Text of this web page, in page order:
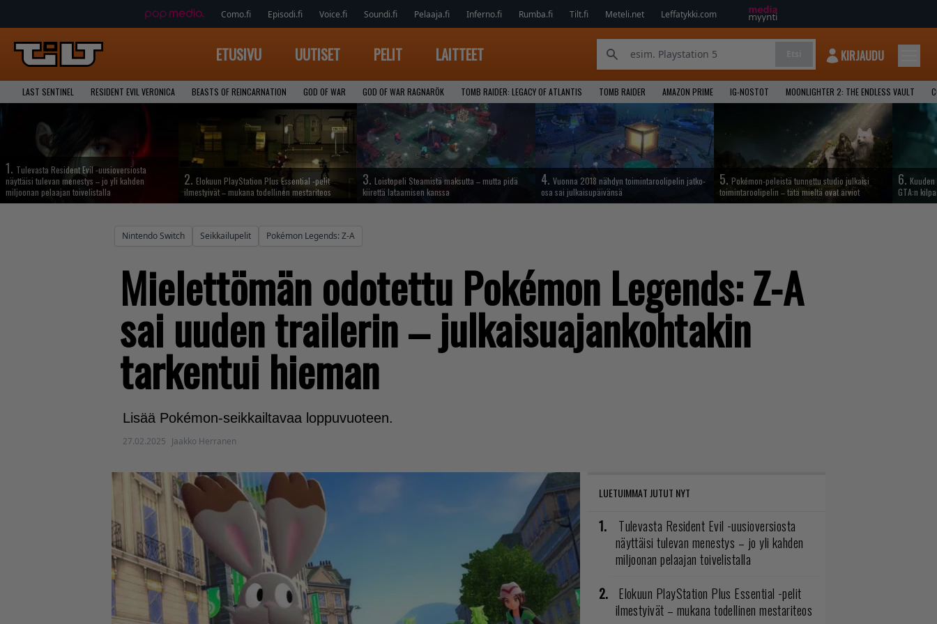
Como.fi Episodi.fi Voice.fi Soundi.fi Pelaaja.fi Inferno.fi Rumba.fi Tilt.fi Meteli.net Leffatykki.com
ETUSIVU UUTISET PELIT LAITTEET KIRJAUDU
LAST SENTINEL RESIDENT EVIL VERONICA BEASTS OF REINCARNATION GOD OF WAR GOD OF WAR RAGNARÖK TOMB RAIDER: LEGACY OF ATLANTIS TOMB RAIDER AMAZON PRIME IG-NOSTOT MOONLIGHTER 2: THE ENDLESS VAULT
1. Tulevasta Resident Evil -uusioversiosta
näyttäisi tulevan menestys – jo yli kahden
miljoonan pelaajan toivelistalla
2. Elokuun PlayStation Plus Essential -pelit
ilmestyivät – mukana todellinen mestariteos
3. Loistopeli Steamistä maksutta – mutta pidä
kiirettä lataamisen kanssa
4. Vuonna 2018 nähdyn toimintaroolipelin jatko-
osa sai julkaisupäivänsä
5. Pokémon-peleistä tunnettu studio julkaisi
toimintaroolipelin – tätä mieltä ovat arviot
6.
GTA:n
Nintendo Switch Seikkailupelit Pokémon Legends: Z-A
Mielettömän odotettu Pokémon Legends: Z-A
sai uuden trailerin – julkaisuajankohtakin
tarkentui hieman
Lisää Pokémon-seikkailtavaa loppuvuoteen.
27.02.2025 Jaakko Herranen
LUETUIMMAT JUTUT NYT
Tulevasta Resident Evil -uusioversiosta
näyttäisi tulevan menestys – jo yli kahden
miljoonan pelaajan toivelistalla
Elokuun PlayStation Plus Essential -pelit
ilmestyivät – mukana todellinen mestariteos